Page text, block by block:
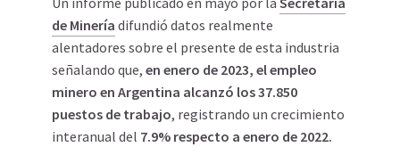
de Minería difundió datos realmente
alentadores sobre el presente de esta industria
señalando que, en enero de 2023, el empleo
minero en Argentina alcanzó los37.850
puestos de trabajo, registrando un crecimiento
interanual del 7.9% respecto a enero de 2022.